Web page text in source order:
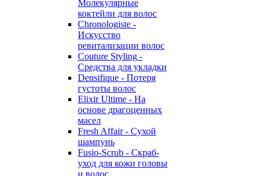
Молекулярные
коктейли для волос
Chronologiste -
Искусство
ревитализации волос
Couture Styling -
Средства для укладки
Densifique - Потеря
густоты волос
Elixir Ultime - На
основе драгоценных
масел
Fresh Affair - Сухой
шампунь
Fusio-Scrub - Скраб-
уход для кожи головы
и волос